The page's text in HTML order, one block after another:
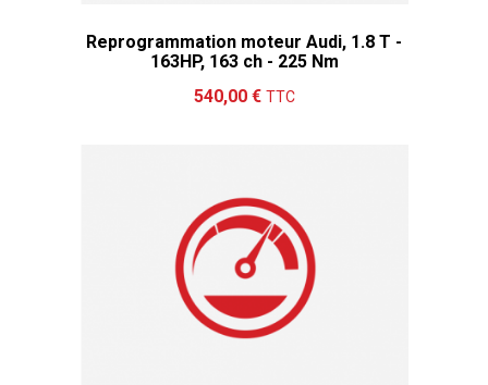
Reprogrammation moteur Audi, 1.8 T -
163HP, 163 ch - 225 Nm
540,00 € TTC